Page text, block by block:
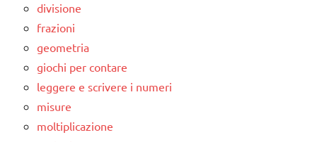
divisione
frazioni
geometria
giochi per contare
leggere e scrivere i numeri
misure
moltiplicazione